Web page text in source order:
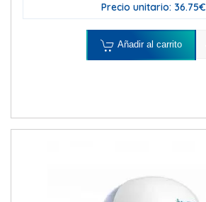
Precio unitario: 36.75€
Añadir al carrito